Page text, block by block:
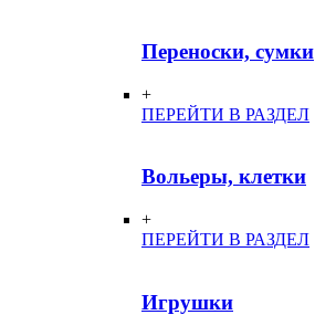
Переноски, сумки
+
ПЕРЕЙТИ В РАЗДЕЛ
Вольеры, клетки
+
ПЕРЕЙТИ В РАЗДЕЛ
Игрушки